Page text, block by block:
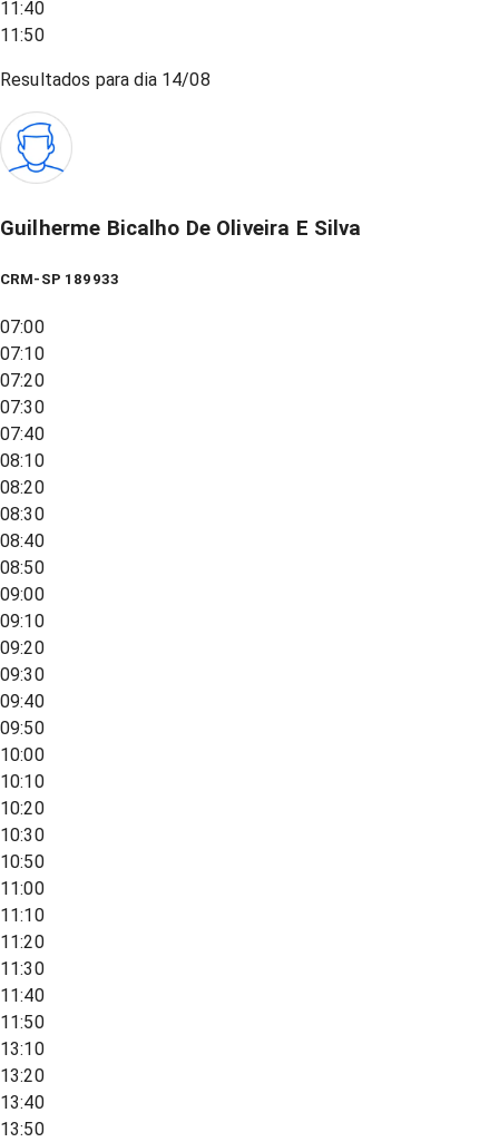
11:40
11:50
Resultados para dia 14/08
Guilherme Bicalho De Oliveira E Silva
CRM-SP 189933
07:00
07:10
07:20
07:30
07:40
08:10
08:20
08:30
08:40
08:50
09:00
09:10
09:20
09:30
09:40
09:50
10:00
10:10
10:20
10:30
10:50
11:00
11:10
11:20
11:30
11:40
11:50
13:10
13:20
13:40
13:50